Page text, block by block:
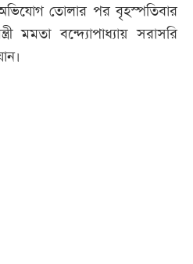
তোলার পর বৃহস্পতিবার
মমতা বন্দ্যোপাধ্যায় সরাসরি